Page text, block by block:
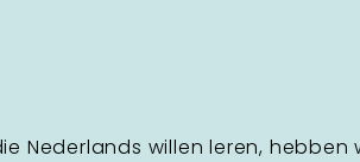
Nederlands willen leren,